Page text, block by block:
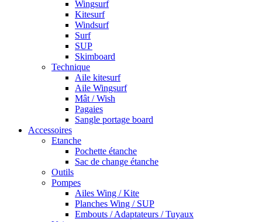
Wingsurf
Kitesurf
Windsurf
Surf
SUP
Skimboard
Technique
Aile kitesurf
Aile Wingsurf
Mât / Wish
Pagaies
Sangle portage board
Accessoires
Etanche
Pochette étanche
Sac de change étanche
Outils
Pompes
Ailes Wing / Kite
Planches Wing / SUP
Embouts / Adaptateurs / Tuyaux